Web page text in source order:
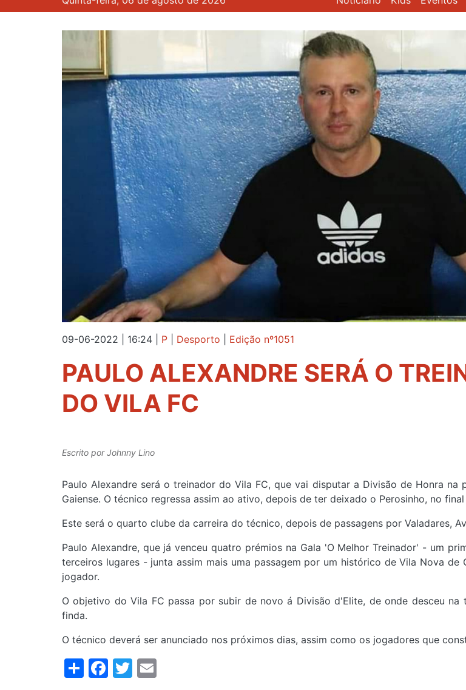
09-06-2022 | 16:24 P Desporto Edição nº1051
PAULO ALEXANDRE SERÁ O
DO VILA FC
Escrito porJohnny Lino
Paulo Alexandre será o treinador do Vila FC, que vai disputar a Divisão de Honra na
Gaiense. O técnico regressa assim ao ativo, depois de ter deixado o Perosinho, no
Este será o quarto clube da carreira do técnico, depois de passagens por Valadares,
Paulo Alexandre, que já venceu quatro prémios na Gala 'O Melhor Treinador' - um
terceiros lugares - junta assim mais uma passagem por um histórico de Vila Nova de
jogador.
O objetivo do Vila FC passa por subir de novo á Divisão d'Elite, de onde desceu na
finda.
O técnico deverá ser anunciado nos próximos dias, assim como os jogadores que
ShareFacebook
Twitter